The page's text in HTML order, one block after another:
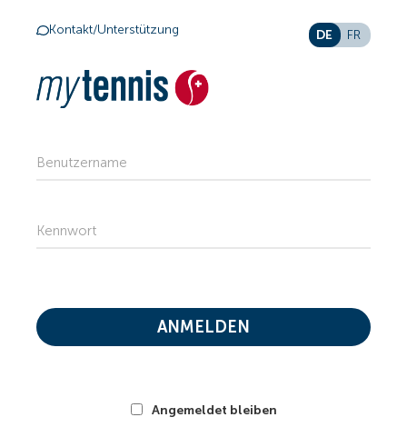
Kontakt/Unterstützung DE FR
Benutzername
Kennwort
Angemeldet bleiben
ANMELDEN